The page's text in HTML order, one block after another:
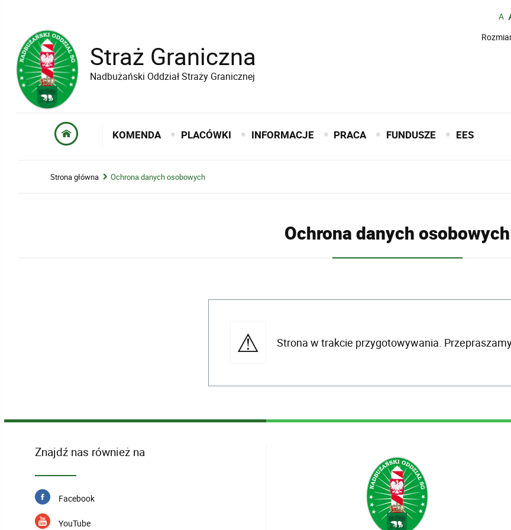
Straż Graniczna
Nadbużański Oddział Straży Granicznej
KOMENDA PLACÓWKI INFORMACJE PRACA FUNDUSZE EES
Strona główna Ochrona danych osobowych
Ochrona danych osobowych
Strona w trakcie przygotowywania.
Znajdź nas również na
Facebook
YouTube